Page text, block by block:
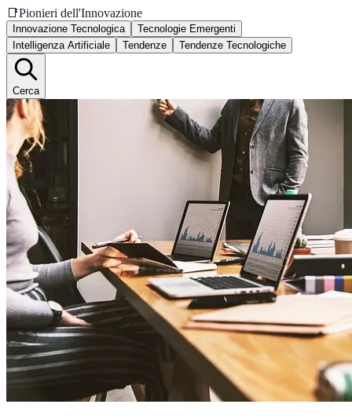
📑Pionieri dell'Innovazione
Innovazione Tecnologica
Tecnologie Emergenti
Intelligenza Artificiale
Tendenze Tendenze Tecnologiche
Cerca